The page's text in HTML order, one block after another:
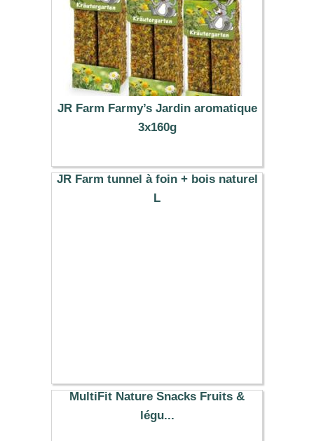
JR Farm Farmy’s Jardin aromatique
3x160g
5.99 €
JR Farm tunnel à foin + bois naturel
L
MultiFit Nature Snacks Fruits &
légu...